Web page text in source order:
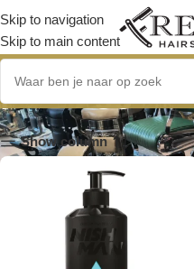
Skip to navigation
Skip to main content
peelinggel
Show column